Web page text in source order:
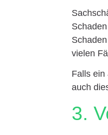
vielen
Falls ein
auch
3.